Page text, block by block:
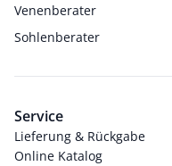
Venenberater
Sohlenberater
Service
Lieferung & Rückgabe
Online Katalog